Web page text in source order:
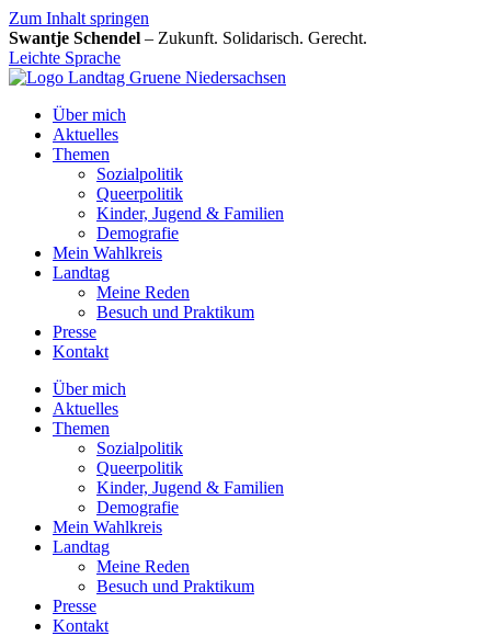
Zum Inhalt springen
Swantje Schendel – Zukunft. Solidarisch. Gerecht.
Leichte Sprache
Über mich
Aktuelles
Themen
Sozialpolitik
Queerpolitik
Kinder, Jugend & Familien
Demografie
Mein Wahlkreis
Landtag
Meine Reden
Besuch und Praktikum
Presse
Kontakt
Über mich
Aktuelles
Themen
Sozialpolitik
Queerpolitik
Kinder, Jugend & Familien
Demografie
Mein Wahlkreis
Landtag
Meine Reden
Besuch und Praktikum
Presse
Kontakt